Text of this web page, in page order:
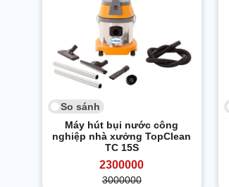
So sánh
Máy hút bụi nước công
nghiệp nhà xưởng TopClean
TC 15S
2300000
3000000